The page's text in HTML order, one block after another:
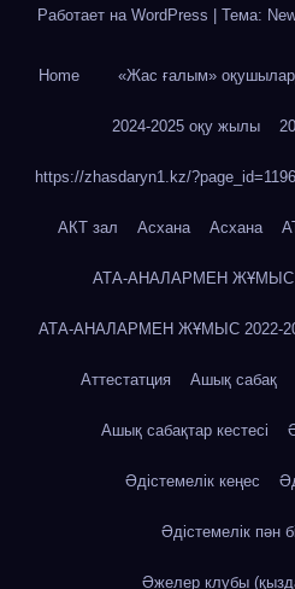
Работает на WordPress Тема:
Home «Жас ғалым»
2024-2025 оқу жылы
https://zhasdaryn1.kz/?page_id=1196
АКТ зал Асхана Асхана
АТА-АНАЛАРМЕН ЖҰМЫС
АТА-АНАЛАРМЕН ЖҰМЫС 2022-
Аттестатция Ашық сабақ
Ашық сабақтар кестесі
Әдістемелік кеңес
Әдістемелік пән
Әжелер клубы